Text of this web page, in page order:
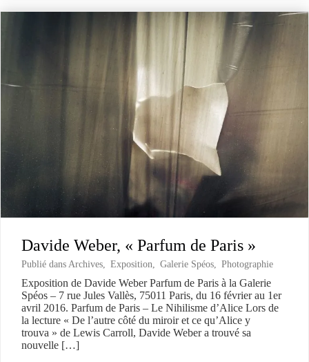
Davide Weber, « Parfum de Paris »
Publié dans Archives Exposition Galerie Spéos Photographie
Exposition de Davide Weber Parfum de Paris à la Galerie
Spéos – 7 rue Jules Vallès, 75011 Paris, du 16 février au 1er
avril 2016. Parfum de Paris – Le Nihilisme d’Alice Lors de
la lecture « De l’autre côté du miroir et ce qu’Alice y
trouva » de Lewis Carroll, Davide Weber a trouvé sa
nouvelle […]